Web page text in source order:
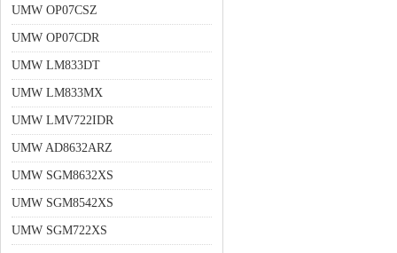
UMW OP07CSZ
UMW OP07CDR
UMW LM833DT
UMW LM833MX
UMW LMV722IDR
UMW AD8632ARZ
UMW SGM8632XS
UMW SGM8542XS
UMW SGM722XS